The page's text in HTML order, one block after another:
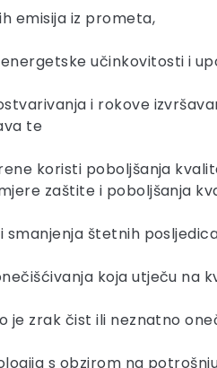
emisija iz prometa,
učinkovitosti i
i rokove
te
koristi poboljšanja
zaštite i poboljšanja
štetnih
koja utječu na
je zrak čist ili neznatno
s obzirom na